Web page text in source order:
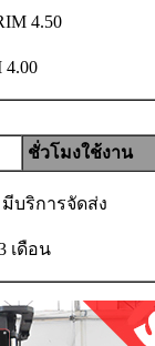
4.50
4.00
ชั่วโมงใช้งาน
มีบริการจัดส่ง
เดือน